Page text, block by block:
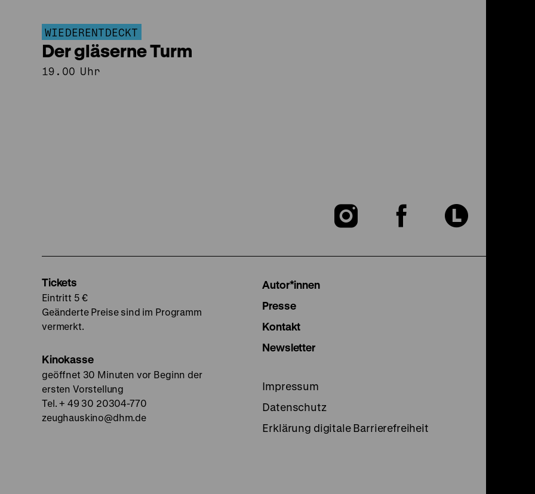
WIEDERENTDECKT
Der gläserne Turm
19.00 Uhr
Zu
Zu
Zu
Tickets
Eintritt 5 €
Geänderte Preise sind im Programm
vermerkt.
Kinokasse
geöffnet 30 Minuten vor Beginn der
ersten Vorstellung
Tel. + 49 30 20304-770
zeughauskino@dhm.de
Autor*innen
Presse
Kontakt
Newsletter
Impressum
Datenschutz
Erklärung digitale Barrierefreiheit